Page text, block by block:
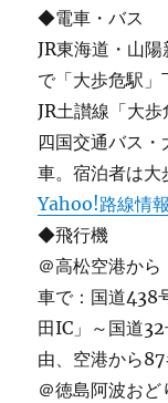
◆電車・バス
JR東海道・山
で「大歩危駅」
JR土讃線「大
四国交通バス
車。宿泊者は大
Yahoo!路線情報
◆飛行機
＠高松空港から
車で：国道438
田IC」～国道
由、空港から87
＠徳島阿波おど